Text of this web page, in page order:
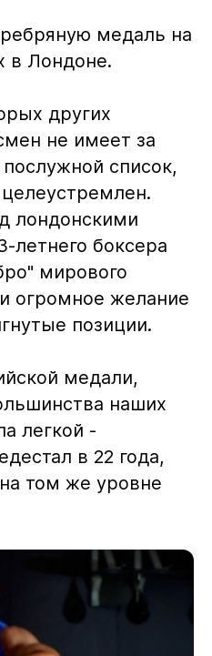
медаль на
в Лондоне.
других
не имеет за
список,
лондонскими
летнего боксера
мирового
огромное желание
позиции.
медали,
наших
легкой -
в 22 года,
том же уровне